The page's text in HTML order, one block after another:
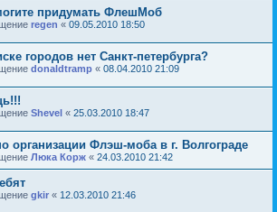
придумать ФлешМоб
regen « 09.05.2010 18:50
городов нет Санкт-петербурга?
donaldtramp « 08.04.2010 21:09
Shevel « 25.03.2010 18:47
организации Флэш-моба в г. Волгограде
Люка Корж « 24.03.2010 21:42
gkir « 12.03.2010 21:46